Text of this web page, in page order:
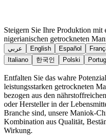
Steigern Sie Ihre Produktion mit
nigerianischen getrockneten
عربي English Español
Italiano
한국인 Polski
Entfalten Sie das wahre
leistungsstarken getrockneten
bezogen aus den
oder Hersteller in der
Branche sind, unsere Maniok-
Kombination aus Qualität,
Wirkung.